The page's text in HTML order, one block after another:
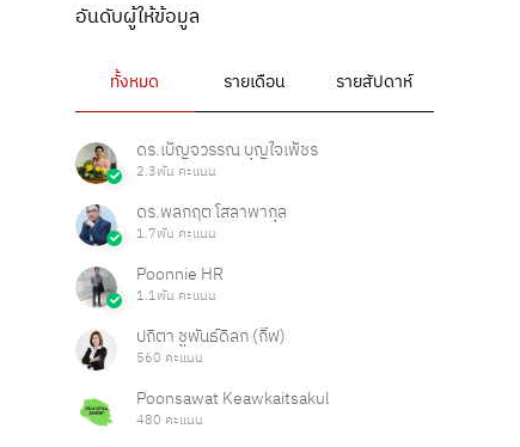
อันดับผู้ให้ข้อมูล
ทั้งหมด รายเดือน รายสัปดาห์
ดร.เบ็ญจวรรณ บุญใจเพ็ชร
2.3พัน คะแนน
ดร.พลกฤต โสลาพากุล
1.7พัน คะแนน
Poonnie HR
1.1พัน คะแนน
ปถิตา ชูพันธ์ดิลก (กิ๊ฟ)
560 คะแนน
Poonsawat Keawkaitsakul
480 คะแนน